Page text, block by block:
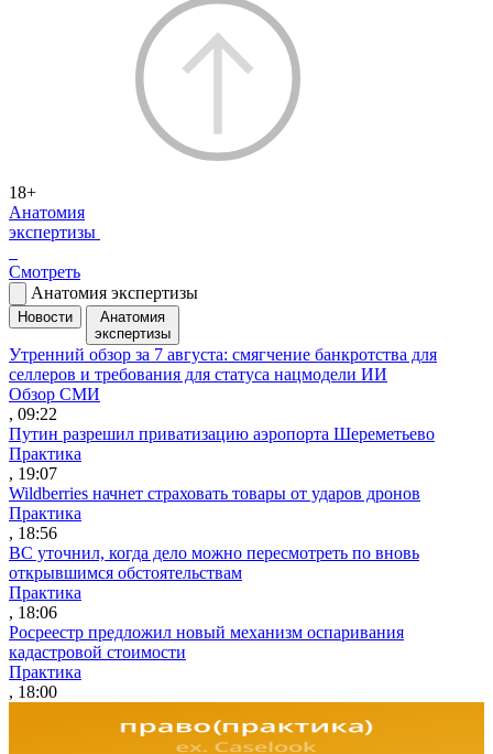
18+
Анатомия
экспертизы
Смотреть
Анатомия экспертизы
Новости
Анатомия
экспертизы
Утренний обзор за 7 августа: смягчение банкротства для
селлеров и требования для статуса нацмодели ИИ
Обзор СМИ
, 09:22
Путин разрешил приватизацию аэропорта Шереметьево
Практика
, 19:07
Wildberries начнет страховать товары от ударов дронов
Практика
, 18:56
ВС уточнил, когда дело можно пересмотреть по вновь
открывшимся обстоятельствам
Практика
, 18:06
Росреестр предложил новый механизм оспаривания
кадастровой стоимости
Практика
, 18:00